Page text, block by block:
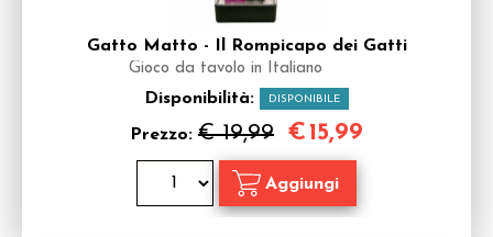
Gatto Matto - Il Rompicapo dei Gatti
Gioco da tavolo in Italiano
Disponibilità: DISPONIBILE
Prezzo: € 19,99 €15,99